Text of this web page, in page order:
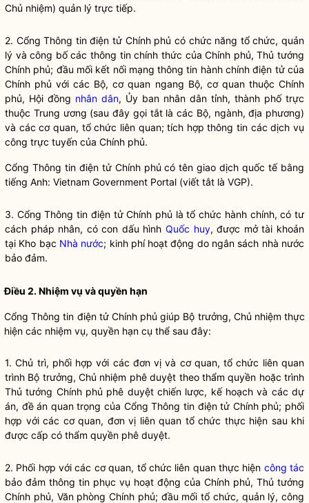
Chủ nhiệm) quản lý trực tiếp.
2. Cổng Thông tin điện tử Chính phủ có chức năng tổ chức, quản
lý và công bố các thông tin chính thức của Chính phủ, Thủ tướng
Chính phủ; đầu mối kết nối mạng thông tin hành chính điện tử của
Chính phủ với các Bộ, cơ quan ngang Bộ, cơ quan thuộc Chính
phủ, Hội đồng nhân dân, Ủy ban nhân dân tỉnh, thành phố trực
thuộc Trung ương (sau đây gọi tắt là các Bộ, ngành, địa phương)
và các cơ quan, tổ chức liên quan; tích hợp thông tin các dịch vụ
công trực tuyến của Chính phủ.
Cổng Thông tin điện tử Chính phủ có tên giao dịch quốc tế bằng
tiếng Anh: Vietnam Government Portal (viết tắt là VGP).
3. Cổng Thông tin điện tử Chính phủ là tổ chức hành chính, có tư
cách pháp nhân, có con dấu hìnhQuốc huy, được mở tài khoản
tại Kho bạc Nhà nước; kinh phí hoạt động do ngân sách nhà nước
bảo đảm.
Điều 2. Nhiệm vụ vàquyền hạn
Cổng Thông tin điện tử Chính phủ giúp Bộ trưởng, Chủ nhiệm thực
hiện các nhiệm vụ, quyền hạn cụ thể sau đây:
1. Chủ trì, phối hợp với các đơn vị và cơ quan, tổ chức liên quan
trình Bộ trưởng, Chủ nhiệm phê duyệt theo thẩmquyền hoặc trình
Thủ tướng Chính phủ phê duyệt chiến lược, kế hoạch và các dự
án, đề án quan trọng của Cổng Thông tin điện tử Chính phủ; phối
hợp với các cơ quan, đơn vị liên quan tổ chức thực hiện sau khi
được cấp có thẩm quyền phê duyệt.
2. Phối hợp với các cơ quan, tổ chức liên quan thực hiện công tác
bảo đảm thông tin phục vụ hoạt động của Chính phủ, Thủ tướng
Chính phủ, Văn phòng Chính phủ; đầu mối tổ chức, quản lý, công